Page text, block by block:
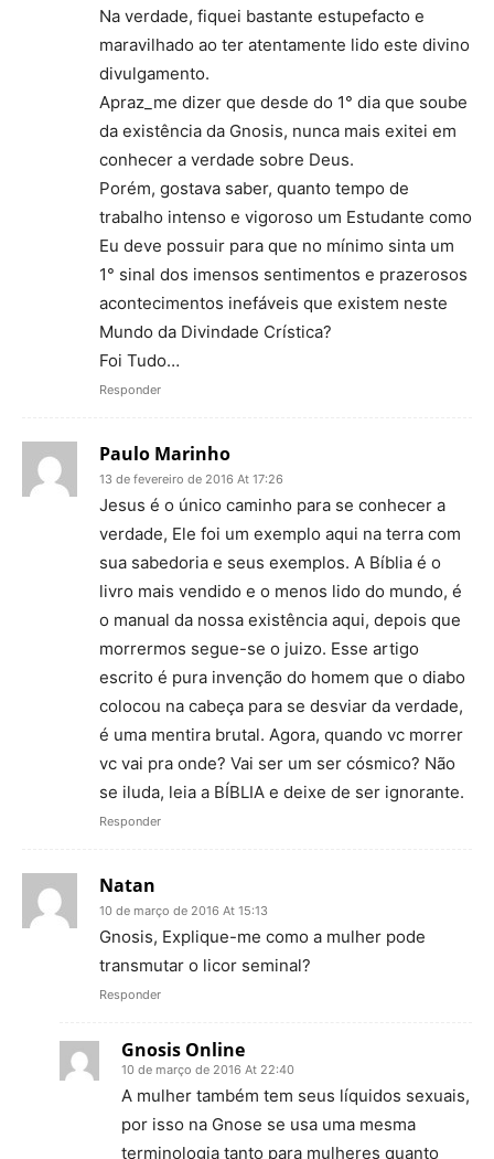
Na verdade, fiquei bastante estupefacto e
maravilhado ao ter atentamente lido este divino
divulgamento.
Apraz_me dizer que desde do 1° dia que soube
da existência da Gnosis, nunca mais exitei em
conhecer a verdade sobre Deus.
Porém, gostava saber, quanto tempo de
trabalho intenso e vigoroso um Estudante como
Eu deve possuir para que no mínimo sinta um
1° sinal dos imensos sentimentos e prazerosos
acontecimentos inefáveis que existem neste
Mundo da Divindade Crística?
Foi Tudo…
Responder
Paulo Marinho
13 de fevereiro de 2016 At 17:26
Jesus é o único caminho para se conhecer a
verdade, Ele foi um exemplo aqui na terra com
sua sabedoria e seus exemplos. A Bíblia é o
livro mais vendido e o menos lido do mundo, é
o manual da nossa existência aqui, depois que
morrermos segue-se o juizo. Esse artigo
escrito é pura invenção do homem que o diabo
colocou na cabeça para se desviar da verdade,
é uma mentira brutal. Agora, quando vc morrer
vc vai pra onde? Vai ser um ser cósmico? Não
se iluda, leia a BÍBLIA e deixe de ser ignorante.
Responder
Natan
10 de março de 2016 At 15:13
Gnosis, Explique-me como a mulher pode
transmutar o licor seminal?
Responder
Gnosis Online
10 de março de 2016 At 22:40
A mulher também tem seus líquidos sexuais,
por isso na Gnose se usa uma mesma
terminologia tanto para mulheres quanto